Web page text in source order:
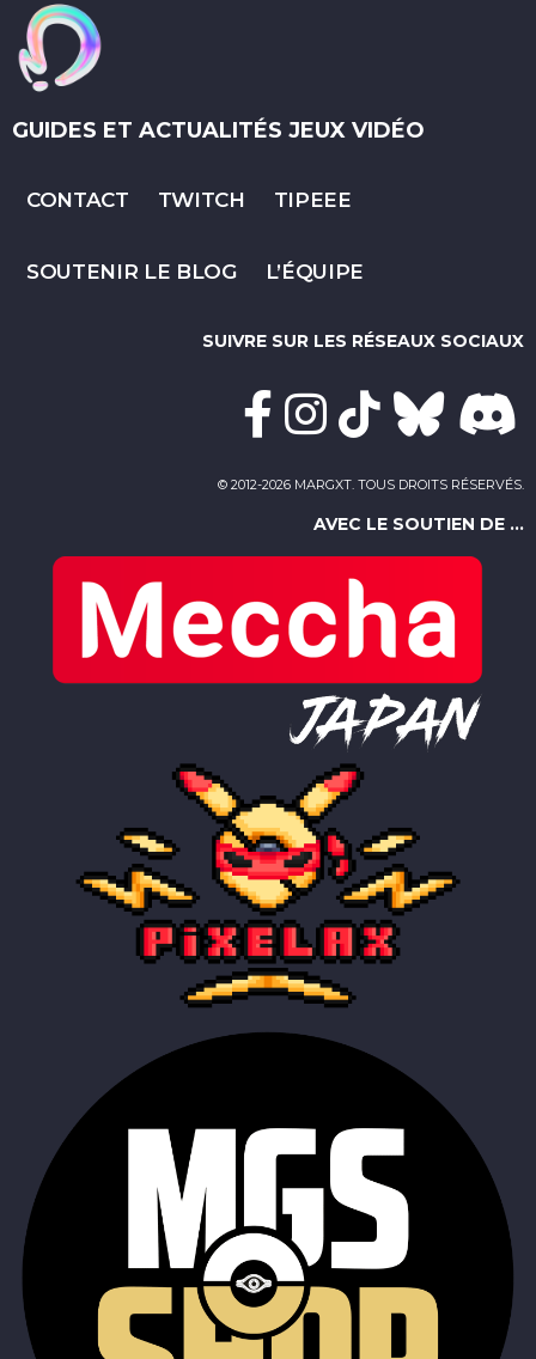
GUIDES ET ACTUALITÉS JEUX VIDÉO
CONTACT TWITCH TIPEEE
SOUTENIR LE BLOG L’ÉQUIPE
SUIVRE SUR LES RÉSEAUX SOCIAUX
© 2012-2026 MARGXT. TOUS DROITS RÉSERVÉS.
AVEC LE SOUTIEN DE ...